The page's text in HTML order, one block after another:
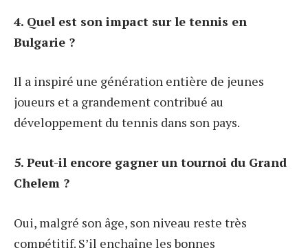
4. Quel est son impact sur le tennis en
Bulgarie ?
Il a inspiré une génération entière de jeunes
joueurs et a grandement contribué au
développement du tennis dans son pays.
5. Peut-il encore gagner un tournoi du Grand
Chelem ?
Oui, malgré son âge, son niveau reste très
compétitif. S’il enchaîne les bonnes